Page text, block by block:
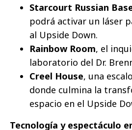
Starcourt Russian
podrá activar un láser
al Upside Down.
Rainbow Room, el
laboratorio del Dr.
Creel House, una
donde culmina la
espacio en el Upside
Tecnología y espectáculo